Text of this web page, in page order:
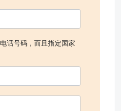
话号码，而且指定国家